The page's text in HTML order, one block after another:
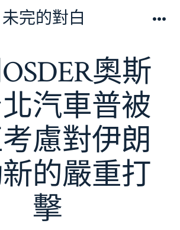
未完的對白
奧斯
汽車普被
慮對伊朗
的嚴重打
擊